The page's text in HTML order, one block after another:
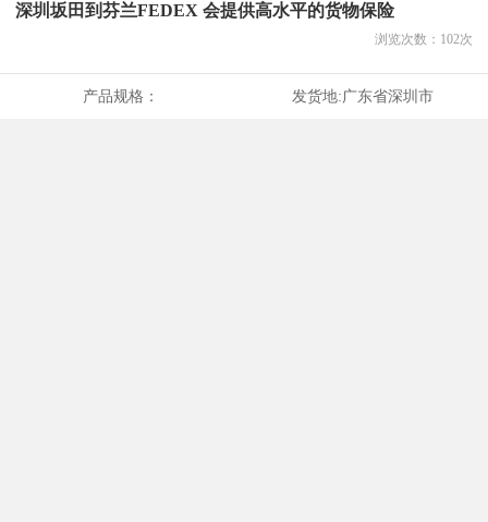
深圳坂田到芬兰FEDEX 会提供高水平的货物保险
浏览次数： 102次
产品规格： 发货地:广东省深圳市